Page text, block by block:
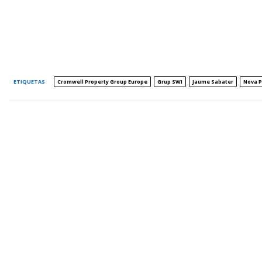
ETIQUETAS Cromwell Property Group Europe Grup SWI Jaume Sabater Nova